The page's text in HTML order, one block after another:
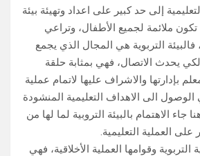
إلى حد كبير على اعداد وتهيئة بيئة
تكون ملائمة لجميع الأطفال، وتراعي
فالبيئة التربوية هي المجال الذي يجمع
يحدث الاتصال، فهي بمثابة حلقة
بإدارتها والاشراف عليها لاتمام عملية
الوصول الى الاهداف التعليمية المنشودة
جاء الاهتمام بالبيئة التروبية لما لها من
على العملية التعليمية.
وقوامها العملية الأخلاقية، فهي